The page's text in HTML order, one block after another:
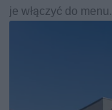
je włączyć do menu.